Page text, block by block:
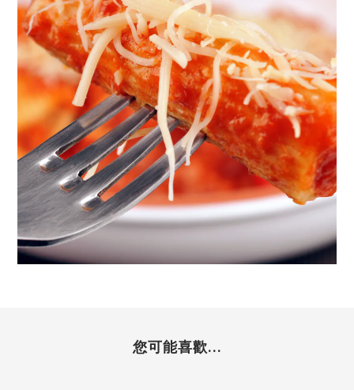
您可能喜歡...